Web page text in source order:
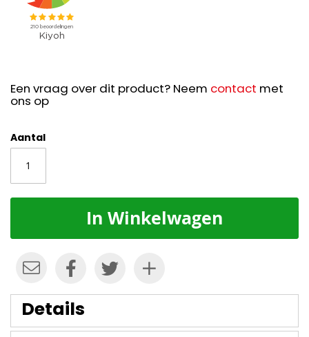
Een vraag over dit product? Neem contact met
ons op
Aantal
In Winkelwagen
Details